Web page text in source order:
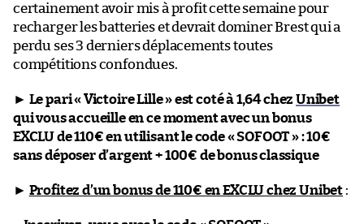
certainement avoir mis à profit cette semaine pour
recharger les batteries et devrait dominer Brest qui a
perdu ses 3 derniers déplacements toutes
compétitions confondues.
► Le pari « Victoire Lille » est coté à 1,64 chezUnibet
qui vous accueille en ce moment avec un bonus
EXCLU de 110€ en utilisant le code « SOFOOT » : 10€
sans déposer d’argent + 100€ de bonus classique
► Profitez d’un bonus de 110€ en EXCLU chez Unibet :